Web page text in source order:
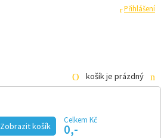
Přihlášení
košík je prázdný
Zobrazit košík
Celkem Kč
0,-